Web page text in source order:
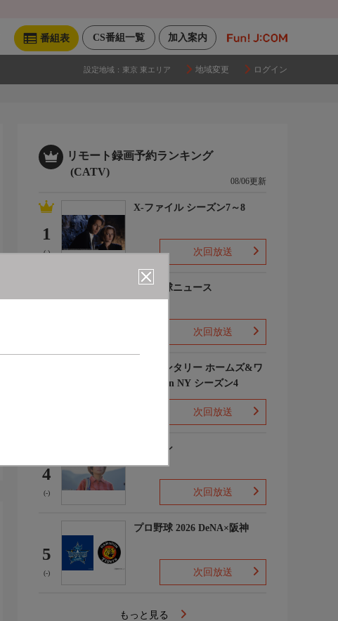
加入案内
CS番組一覧
番組表
設定地域： 東京 東エリア 地域変更 ログイン
リモート録画予約ランキング
(CATV)
08/06更新
1
(-)
X-ファイル シーズン7～8
次回放送
プロ野球ニュース
次回放送
エレメンタリー ホームズ&ワ
トソン in NY シーズン4
次回放送
4
(-)
下山メシ
次回放送
5
(-)
プロ野球 2026 DeNA×阪神
次回放送
もっと見る